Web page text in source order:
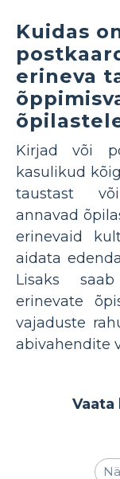
Kuidas
erineva
Kirjad või
kasulikud
taustast
annavad
erinevaid
aidata
Lisaks
erinevate
vajaduste
abivahendite